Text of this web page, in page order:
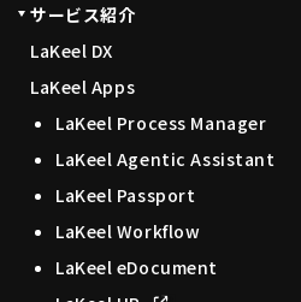
サービス紹介
LaKeel DX
LaKeel Apps
LaKeel Process Manager
LaKeel Agentic Assistant
LaKeel Passport
LaKeel Workflow
LaKeel eDocument